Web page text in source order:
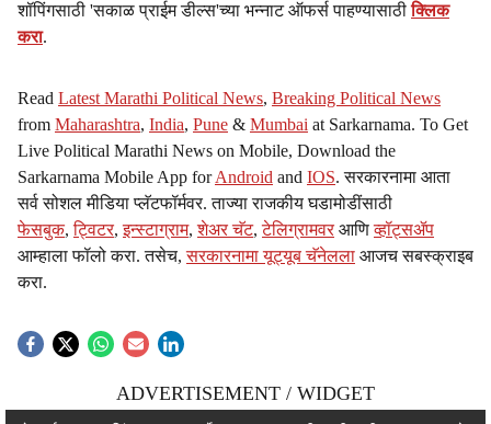
शॉपिंगसाठी 'सकाळ प्राईम डील्स'च्या भन्नाट ऑफर्स पाहण्यासाठीक्लिक
करा.
Read Latest Marathi Political News, Breaking Political News
from Maharashtra, India, Pune & Mumbai at Sarkarnama. To Get
Live Political Marathi News on Mobile, Download the
Sarkarnama Mobile App forAndroid and IOS. सरकारनामा आता
सर्व सोशल मीडिया प्लॅटफॉर्मवर. ताज्या राजकीय घडामोडींसाठी
फेसबुक,ट्विटर,इन्स्टाग्राम,शेअर चॅट,टेलिग्रामवर आणिव्हॉट्सॲप
आम्हाला फॉलो करा. तसेच,सरकारनामा यूट्यूब चॅनेलला आजच सबस्क्राइब
करा.
ADVERTISEMENT / WIDGET